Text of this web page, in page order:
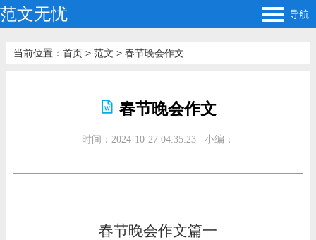
范文无忧 导航
当前位置： 首页> 范文 > 春节晚会作文
春节晚会作文
时间：2024-10-27 04:35:23 小编：
春节晚会作文篇一